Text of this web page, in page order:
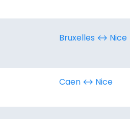
Bruxelles ↔︎ Nice
Caen ↔︎ Nice